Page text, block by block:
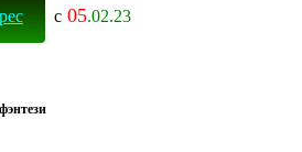
с 05.02.23